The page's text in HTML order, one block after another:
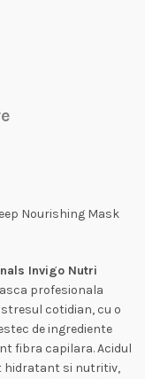
Nourishing Mask
Invigo Nutri
profesionala
cotidian, cu o
de ingrediente
fibra capilara. Acidul
hidratant si nutritiv,